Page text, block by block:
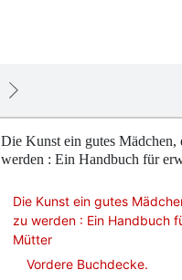
Die Kunst ein gutes
werden : Ein Handbuch für
Die Kunst ein gutes
zu werden : Ein Handbuch
Mütter
Vordere Buchdecke.